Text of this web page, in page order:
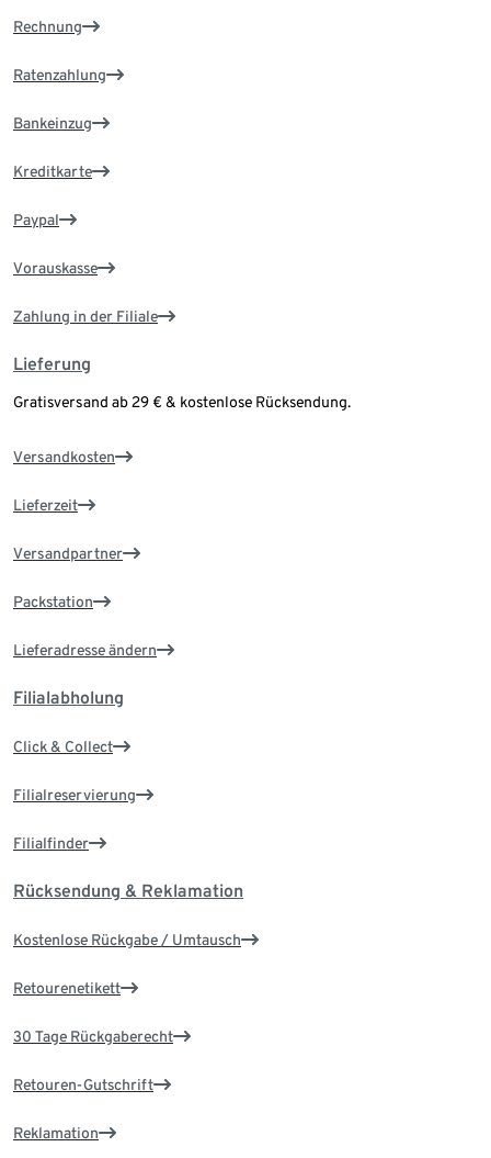
Rechnung
Ratenzahlung
Bankeinzug
Kreditkarte
Paypal
Vorauskasse
Zahlung in der Filiale
Lieferung
Gratisversand ab 29 € & kostenlose Rücksendung.
Versandkosten
Lieferzeit
Versandpartner
Packstation
Lieferadresse ändern
Filialabholung
Click & Collect
Filialreservierung
Filialfinder
Rücksendung & Reklamation
Kostenlose Rückgabe / Umtausch
Retourenetikett
30 Tage Rückgaberecht
Retouren-Gutschrift
Reklamation